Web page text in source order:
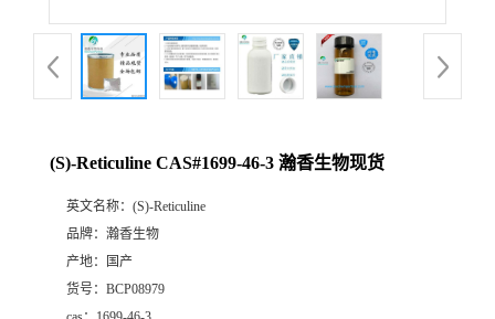
(S)-Reticuline CAS#1699-46-3 瀚香生物现货
英文名称： (S)-Reticuline
品牌： 瀚香生物
产地：
国产
货号： BCP08979